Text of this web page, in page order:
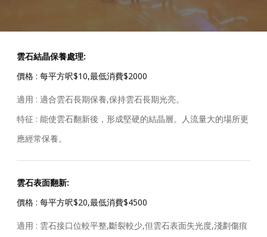
雲石結晶保養處理:
價格 : 每平方呎$10,最低消費$2000
適用 : 適合雲石長期保養,保持雲石長期光亮。
特征 : 能使雲石翻新後，形成堅硬的結晶層。人流量大的場所更
應經常保養。
雲石表面翻新:
價格 : 每平方呎$20,最低消費$4500
適用 : 雲石接口位較平整,斷裂較少,但雲石表面失光度,淺劃傷痕